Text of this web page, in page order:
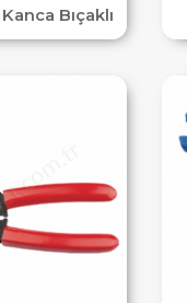
Kanca Bıçaklı